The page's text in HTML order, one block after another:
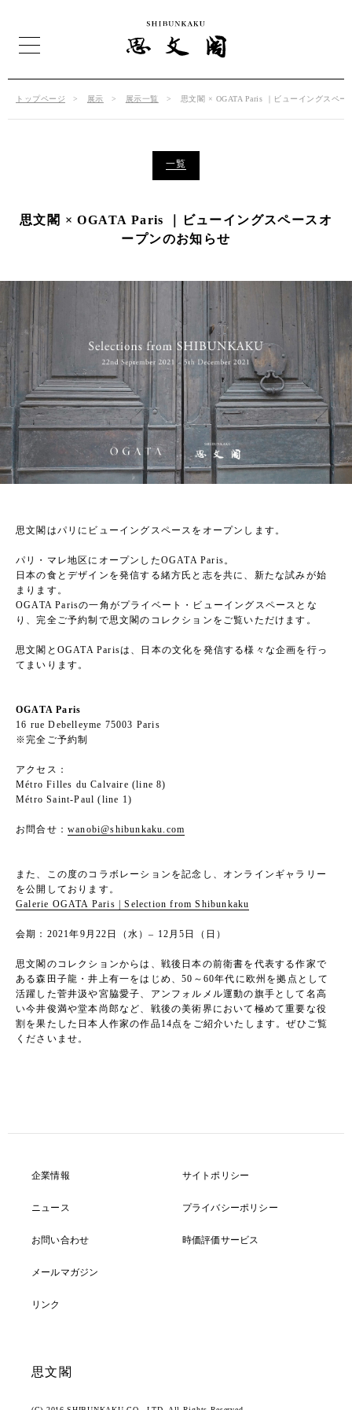
トップページ 展示 展示一覧 思文閣 × OGATA Paris ｜ビューイングスペー
一覧
思文閣 × OGATA Paris ｜ビューイングスペースオ
ープンのお知らせ
思文閣はパリにビューイングスペースをオープンします。
パリ・マレ地区にオープンしたOGATA Paris。
日本の食とデザインを発信する緒方氏と志を共に、新たな試みが始
まります。
OGATA Parisの一角がプライベート・ビューイングスペースとな
り、完全ご予約制で思文閣のコレクションをご覧いただけます。
思文閣とOGATA Parisは、日本の文化を発信する様々な企画を行っ
てまいります。
OGATA Paris
16 rue Debelleyme 75003 Paris
※完全ご予約制
アクセス：
Métro Filles du Calvaire (line 8)
Métro Saint-Paul (line 1)
お問合せ： wanobi@shibunkaku.com
また、この度のコラボレーションを記念し、オンラインギャラリー
を公開しております。
Galerie OGATA Paris | Selection from Shibunkaku
会期：2021年9月22日（水）– 12月5日（日）
思文閣のコレクションからは、戦後日本の前衛書を代表する作家で
ある森田子龍・井上有一をはじめ、50～60年代に欧州を拠点として
活躍した菅井汲や宮脇愛子、アンフォルメル運動の旗手として名高
い今井俊満や堂本尚郎など、戦後の美術界において極めて重要な役
割を果たした日本人作家の作品14点をご紹介いたします。ぜひご覧
くださいませ。
企業情報
ニュース
お問い合わせ
メールマガジン
リンク
サイトポリシー
プライバシーポリシー
時価評価サービス
思文閣